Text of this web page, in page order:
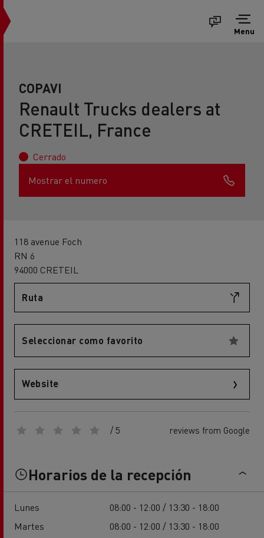
Menu
COPAVI
Renault Trucks dealers at
CRETEIL, France
Cerrado
Mostrar el numero
118 avenue Foch
RN 6
94000 CRETEIL
Ruta
Seleccionar como favorito
Website
/ 5 reviews from Google
Horarios de la recepción
Lunes
08:00 - 12:00 / 13:30 - 18:00
Martes
08:00 - 12:00 / 13:30 - 18:00